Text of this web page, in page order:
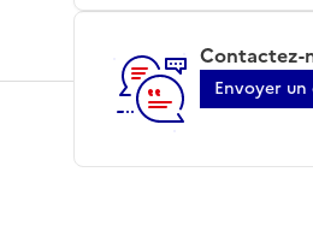
Contactez-
Envoyer